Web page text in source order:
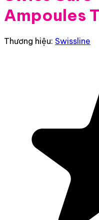
Ampoules
Thương hiệu: Swissline